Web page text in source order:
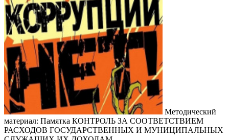
Методический
материал: Памятка КОНТРОЛЬ ЗА СООТВЕТСТВИЕМ
РАСХОДОВ ГОСУДАРСТВЕННЫХ И МУНИЦИПАЛЬНЫХ